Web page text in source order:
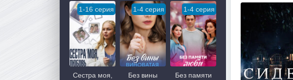
1-16 серия
Сестра моя,
1-4 серия
Без вины
1-4 серия
Без памяти